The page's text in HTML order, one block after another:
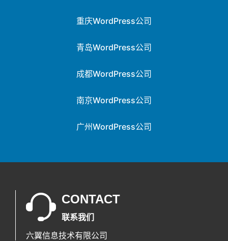
重庆WordPress公司
青岛WordPress公司
成都WordPress公司
南京WordPress公司
广州WordPress公司
CONTACT
联系我们
六翼信息技术有限公司